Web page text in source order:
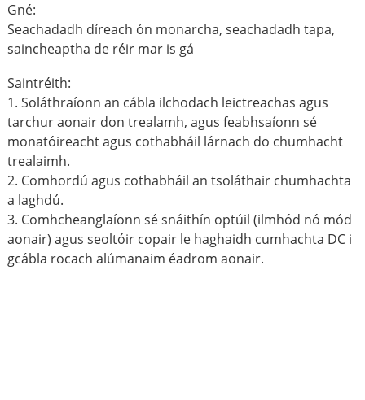
Gné:
Seachadadh díreach ón monarcha, seachadadh tapa,
saincheaptha de réir mar is gá
Saintréith:
1. Soláthraíonn an cábla ilchodach leictreachas agus
tarchur aonair don trealamh, agus feabhsaíonn sé
monatóireacht agus cothabháil lárnach do chumhacht
trealaimh.
2. Comhordú agus cothabháil an tsoláthair chumhachta
a laghdú.
3. Comhcheanglaíonn sé snáithín optúil (ilmhód nó mód
aonair) agus seoltóir copair le haghaidh cumhachta DC i
gcábla rocach alúmanaim éadrom aonair.